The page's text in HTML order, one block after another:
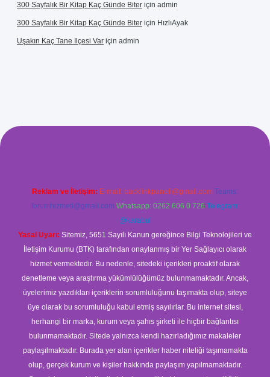
300 Sayfalık Bir Kitap Kaç Günde Biter için admin
300 Sayfalık Bir Kitap Kaç Günde Biter için HızlıAyak
Uşakın Kaç Tane Ilçesi Var için admin
Reklam ve İletişim: E-mail: backlinkpaneli@gmail.com Teams:
forumhizmeti@gmail.com Whatsapp: 0262 606 0 726 Telegram:
@karabul
Yasal Uyarı: Sitemiz, 5651 Sayılı Kanun gereğince Bilgi Teknolojileri ve
İletişim Kurumu (BTK) tarafından onaylanmış bir Yer Sağlayıcı olarak
hizmet vermektedir. Bu nedenle, sitedeki içerikleri proaktif olarak
denetleme veya araştırma yükümlülüğümüz bulunmamaktadır. Ancak,
üyelerimiz yazdıkları içeriklerin sorumluluğunu taşımakta olup, siteye
üye olarak bu sorumluluğu kabul etmiş sayılırlar. Bu internet sitesi,
herhangi bir marka, kurum veya şahıs şirketi ile hiçbir bağlantısı
bulunmamaktadır. Sitede yalnızca kendi hazırladığımız makaleler
paylaşılmaktadır. Burada yer alan içerikler haber niteliği taşımamakta
olup, gerçek kurum ve kişiler hakkında paylaşım yapılmamaktadır.